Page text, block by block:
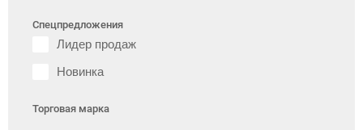
Спецпредложения
Лидер продаж
Новинка
Торговая марка